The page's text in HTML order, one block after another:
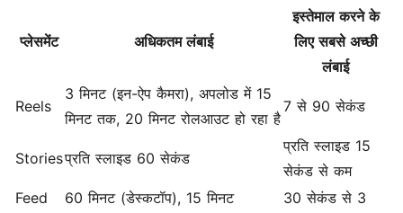
प्लेसमेंट अधिकतम लंबाई
इस्तेमाल करने के
लिए सबसे अच्छी
लंबाई
Reels
3 मिनट (इन-ऐप कैमरा), अपलोड में 15
मिनट तक, 20 मिनट रोलआउट हो रहा है
7 से 90 सेकंड
Storiesप्रति स्लाइड 60 सेकंड
प्रति स्लाइड 15
सेकंड से कम
Feed
60 मिनट (डेस्कटॉप), 15 मिनट
30 सेकंड से 3